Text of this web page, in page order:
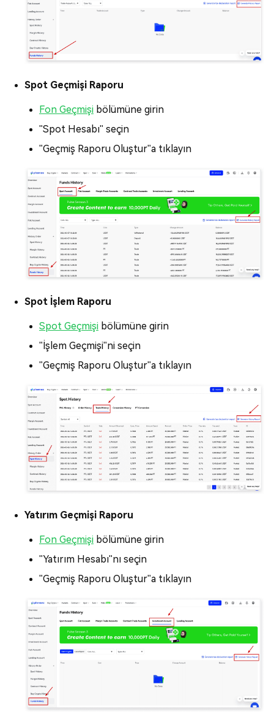
Spot Geçmişi Raporu
Fon Geçmişi bölümüne girin
"Spot Hesabı" seçin
"Geçmiş Raporu Oluştur"a tıklayın
Spot İşlem Raporu
Spot Geçmişi bölümüne girin
"İşlem Geçmişi"ni seçin
"Geçmiş Raporu Oluştur"a tıklayın
Yatırım Geçmişi Raporu
Fon Geçmişi bölümüne girin
"Yatırım Hesabı"nı seçin
"Geçmiş Raporu Oluştur"a tıklayın